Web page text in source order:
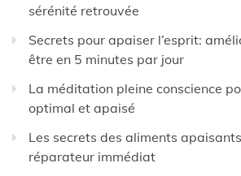
sérénité retrouvée
Secrets pour apaiser l’esprit:
être en 5 minutes par jour
La méditation pleine conscience
optimal et apaisé
Les secrets des aliments
réparateur immédiat